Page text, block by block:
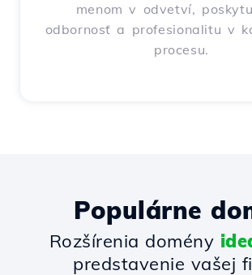
menom v odvetví,
odbornosť a profesionalitu v
procesu.
Populárne
Rozšírenia domény
predstavenie vašej